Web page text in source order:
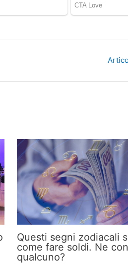
Questi segni zodiacali
come fare soldi. Ne
qualcuno?